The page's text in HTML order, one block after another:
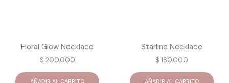
Floral Glow Necklace
$ 200.000
AÑADIR AL CARRITO
Starline Necklace
$ 180.000
AÑADIR AL CARRITO